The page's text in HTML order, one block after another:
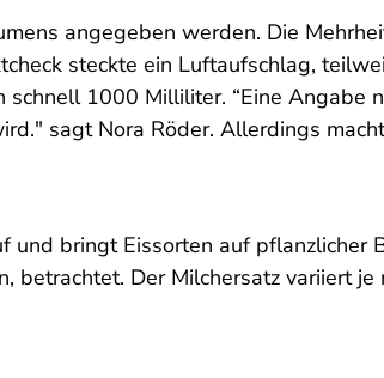
angegeben werden. Die
steckte ein Luftaufschlag,
1000 Milliliter. “Eine Angabe
sagt Nora Röder. Allerdings
bringt Eissorten auf pflanzlicher
betrachtet. Der Milchersatz variiert je